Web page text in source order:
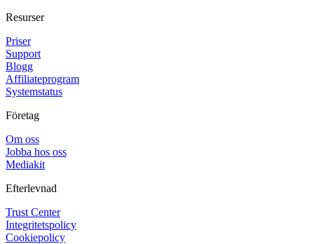
Resurser
Priser
Support
Blogg
Affiliateprogram
Systemstatus
Företag
Om oss
Jobba hos oss
Mediakit
Efterlevnad
Trust Center
Integritetspolicy
Cookiepolicy